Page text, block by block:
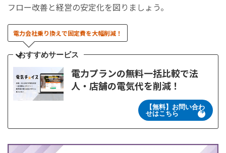
フロー改善と経営の安定化を図りましょう。
電力会社乗り換えで固定費を大幅削減！
おすすめサービス
電力プランの無料一括比較で法
人・店舗の電気代を削減！
【無料】お問い合わ
せはこちら